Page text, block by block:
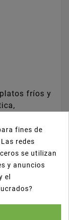
fríos y
servicios
de
fines de
redes
se utilizan
y anuncios
el